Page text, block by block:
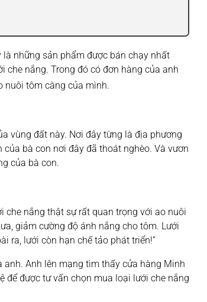
những sản phẩm được bán chạy nhất
che nắng. Trong đó có đơn hàng của anh
nuôi tôm càng của mình.
vùng đất này. Nơi đây từng là địa phương
bà con nơi đây đã thoát nghèo. Và vươn
của bà con.
che nắng thật sự rất quan trọng với ao nuôi
giảm cường độ ánh nắng cho tôm. Lưới
ra, lưới còn hạn chế tảo phát triển!”
Anh lên mạng tìm thấy cửa hàng Minh
để được tư vấn chọn mua loại lưới che nắng